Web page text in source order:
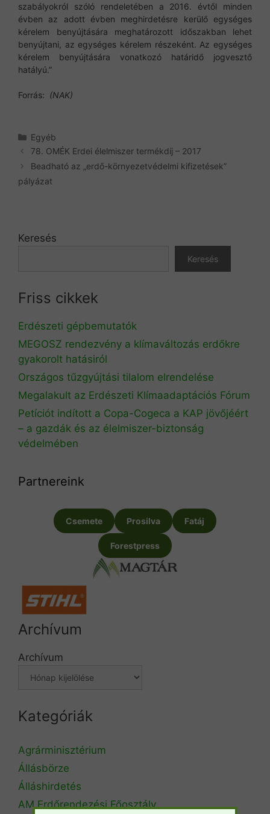
szabályokról szóló rendeletében a 2016. évtől minden
évben az adott évben meghirdetésre kerülő egységes
kérelem benyújtására meghatározott időszakban lehet
benyújtani, az egységes kérelem részeként. Az egységes
kérelem benyújtására vonatkozó határidő jogvesztő
hatályú.”
Forrás: (NAK)
Kategória
Egyéb
78. OMÉK Erdei élelmiszer termékdíj – 2017
Beadható az „erdő-környezetvédelmi kifizetések”
pályázat
Keresés
Keresés
Friss cikkek
Erdészeti gépbemutatók
MEGOSZ rendezvény a klímaváltozás erdőkre
gyakorolt hatásiról
Országos tűzgyújtási tilalom elrendelése
Megalakult az Erdészeti Klímaadaptációs Fórum
Petíciót indított a Copa-Cogeca a KAP jövőjéért
– a gazdák és az élelmiszer-biztonság
védelmében
Partnereink
Csemete Prosilva Fatáj
Forestpress
Archívum
Archívum
Kategóriák
Agrárminisztérium
Állásbörze
Álláshirdetés
AM Erdőrendezési Főosztály